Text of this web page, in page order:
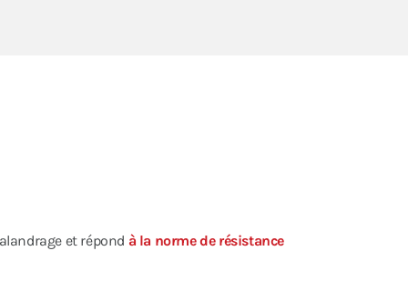
et répond à la norme de résistance